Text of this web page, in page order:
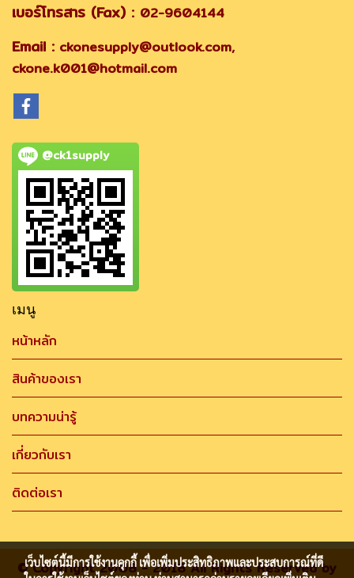
เบอร์โทรสาร (Fax) : 02-9604144
Email : ckonesupply@outlook.com,
ckone.k001@hotmail.com
@ck1supply
เมนู
หน้าหลัก
สินค้าของเรา
บทความน่ารู้
เกี่ยวกับเรา
ติดต่อเรา
© Copyright 2008 - 2018 All Rights Reserved by
เว็บไซต์นี้มีการใช้งานคุกกี้ เพื่อเพิ่มประสิทธิภาพและประสบการณ์ที่ดี